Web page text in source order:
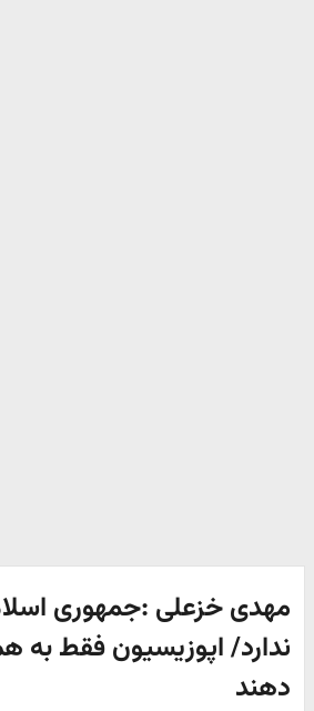
مهدی خزعلی :جمهوری
ندارد/ اپوزیسیون فقط
دهند